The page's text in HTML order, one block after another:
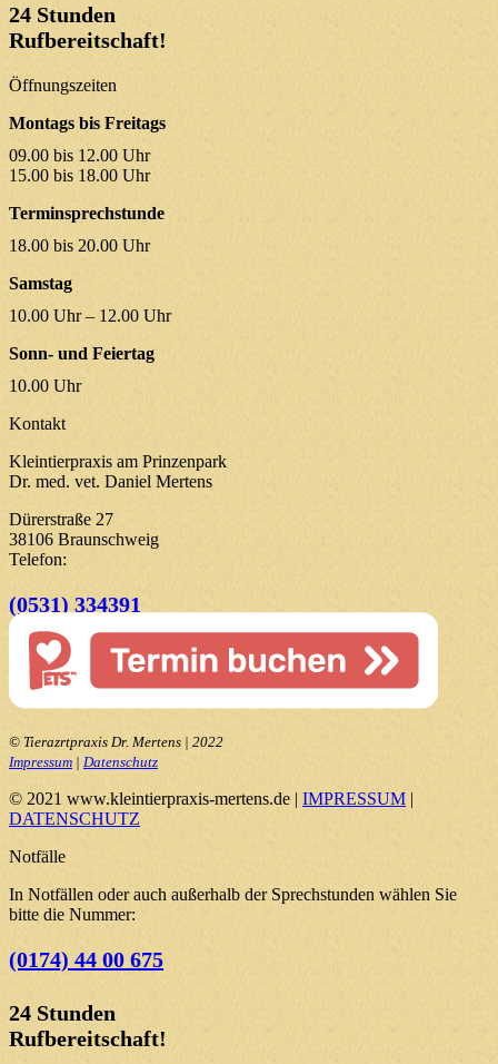
24 Stunden
Rufbereitschaft!
Öffnungszeiten
Montags bis Freitags
09.00 bis 12.00 Uhr
15.00 bis 18.00 Uhr
Terminsprechstunde
18.00 bis 20.00 Uhr
Samstag
10.00 Uhr – 12.00 Uhr
Sonn- und Feiertag
10.00 Uhr
Kontakt
Kleintierpraxis am Prinzenpark
Dr. med. vet. Daniel Mertens
Dürerstraße 27
38106 Braunschweig
Telefon:
(0531) 334391
© Tierazrtpraxis Dr. Mertens | 2022
Impressum | Datenschutz
© 2021 www.kleintierpraxis-mertens.de | IMPRESSUM |
DATENSCHUTZ
Notfälle
In Notfällen oder auch außerhalb der Sprechstunden wählen Sie
bitte die Nummer:
(0174) 44 00 675
24 Stunden
Rufbereitschaft!